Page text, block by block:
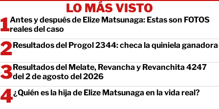
LO MÁS VISTO
Antes y después de Elize Matsunaga: Estas son FOTOS
reales del caso
Resultados del Progol 2344: checa la quiniela ganadora
Resultados del Melate, Revancha y Revanchita 4247
del 2 de agosto del 2026
¿Quién es la hija de Elize Matsunaga en la vida real?